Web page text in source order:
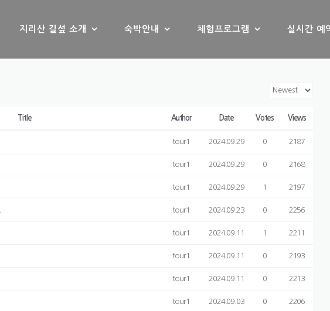
지리산 길섶 소개 숙박안내 체험프로그램 실시간 예
Title Author Date Votes Views
tour1 2024.09.29 0 2187
tour1 2024.09.29 0 2168
tour1 2024.09.29 1 2197
tour1 2024.09.23 0 2256
tour1 2024.09.11 1 2211
tour1 2024.09.11 0 2193
tour1 2024.09.11 0 2213
tour1 2024.09.03 0 2206